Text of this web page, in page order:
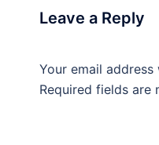
Leave a Reply
Your email
Required fields are